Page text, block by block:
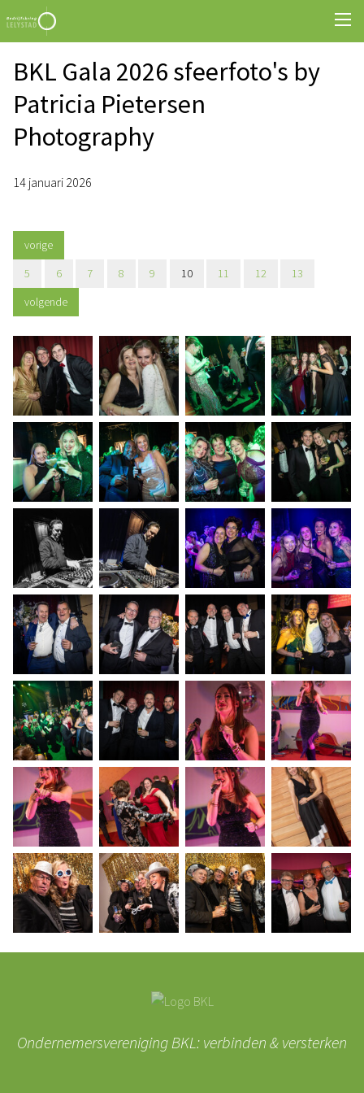
BKL Gala 2026 sfeerfoto's by
Patricia Pietersen
Photography
14 januari 2026
vorige
5
6 7 8 9 10 11 12
13
volgende
Ondernemersvereniging BKL: verbinden & versterken